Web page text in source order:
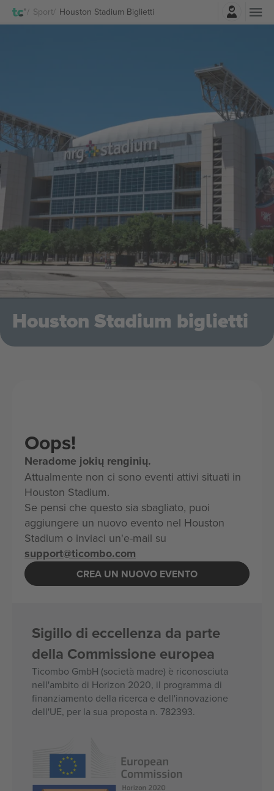
Sport Houston Stadium Biglietti
Houston Stadium biglietti
Oops!
Neradome jokių renginių.
Attualmente non ci sono eventi attivi situati in
Houston Stadium.
Se pensi che questo sia sbagliato, puoi
aggiungere un nuovo evento nel Houston
Stadium o inviaci un'e-mail su
support@ticombo.com
CREA UN NUOVO EVENTO
Sigillo di eccellenza da parte
della Commissione europea
Ticombo GmbH (società madre) è riconosciuta
nell'ambito di Horizon 2020, il programma di
finanziamento della ricerca e dell'innovazione
dell'UE, per la sua proposta n. 782393.